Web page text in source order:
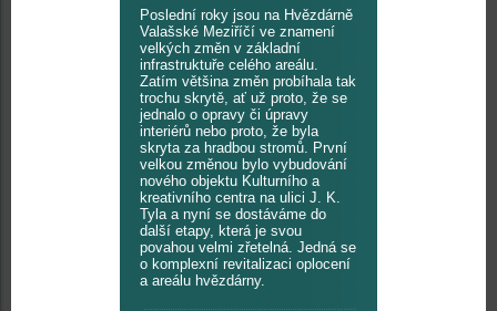
Poslední roky jsou na Hvězdárně
Valašské Meziříčí ve znamení
velkých změn v základní
infrastruktuře celého areálu.
Zatím většina změn probíhala tak
trochu skrytě, ať už proto, že se
jednalo o opravy či úpravy
interiérů nebo proto, že byla
skryta za hradbou stromů. První
velkou změnou bylo vybudování
nového objektu Kulturního a
kreativního centra na ulici J. K.
Tyla a nyní se dostáváme do
další etapy, která je svou
povahou velmi zřetelná. Jedná se
o komplexní revitalizaci oplocení
a areálu hvězdárny.